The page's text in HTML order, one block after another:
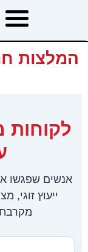
דף הבית
טיפולים
הרצאות
המלצות
המלצות
לקוחות
אנשים שפגשו
ייעוץ זוגי,
מקרבת